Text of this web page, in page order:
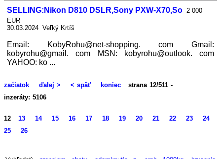
SELLING:Nikon D810 DSLR,Sony PXW-X70,So 2 000
EUR
30.03.2024 Veľký Krtíš
Email: KobyRohu@net-shopping. com Gmail:
kobyrohu@gmail. com MSN: kobyrohu@outlook. com
YAHOO: ko ...
začiatok ďalej > < späť koniec
strana 12/511 -
inzeráty: 5106
12 13 14 15 16 17 18 19 20 21 22 23
24
25
26